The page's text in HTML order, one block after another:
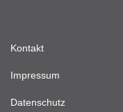
Kontakt
Impressum
Datenschutz